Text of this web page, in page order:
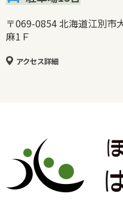
〒069-0854 北海道江別市
麻1Ｆ
アクセス詳細